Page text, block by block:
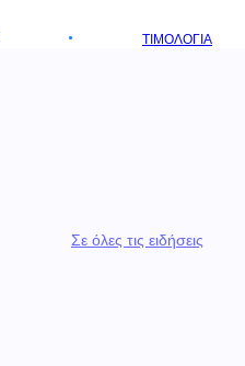
ΤΙΜΟΛΌΓΙΑ
Σε όλες τις ειδήσεις